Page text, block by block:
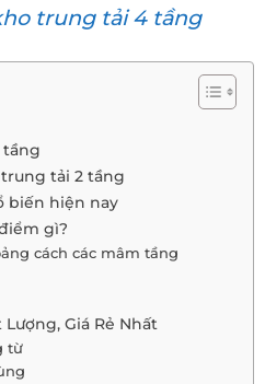
trung tải 4 tầng
tầng
tải 2 tầng
biến hiện nay
gì?
cách các mâm tầng
Lượng, Giá Rẻ Nhất
từ